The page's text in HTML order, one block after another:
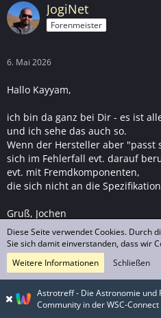
JogiNet
Forenmeister
6. Mai 2026
Hallo Kayyam,
ich bin da ganz bei Dir - es ist
und ich sehe das auch so.
Wenn der Hersteller aber "passt
sich im Fehlerfall evt. darauf
evt. mit Fremdkomponenten,
die sich nicht an die
Gruß, Jochen
1 1
FRANK21
zur Zeit deaktiviert
Astrotreff - Die Astronomie und
Community in der WSC-
Diese Seite verwendet Cookies. Durch
Sie sich damit einverstanden, dass wir
Weitere Informationen
Schließen